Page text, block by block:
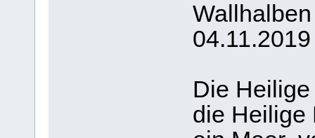
04.11.2019
Die
die Heilige